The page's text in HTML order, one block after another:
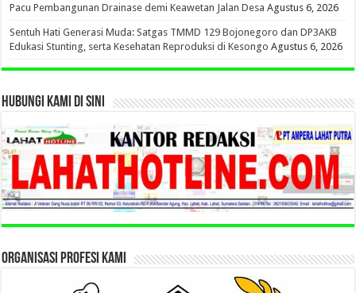
Pacu Pembangunan Drainase demi Keawetan Jalan Desa Agustus 6, 2026
Sentuh Hati Generasi Muda: Satgas TMMD 129 Bojonegoro dan DP3AKB
Edukasi Stunting, serta Kesehatan Reproduksi di Kesongo Agustus 6, 2026
HUBUNGI KAMI DI SINI
ORGANISASI PROFESI KAMI